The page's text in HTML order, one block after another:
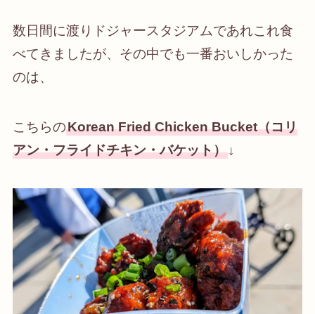
数日間に渡りドジャースタジアムであれこれ食
べてきましたが、その中でも一番おいしかった
のは、
こちらのKorean Fried Chicken Bucket（コリ
アン・フライドチキン・バケット）↓